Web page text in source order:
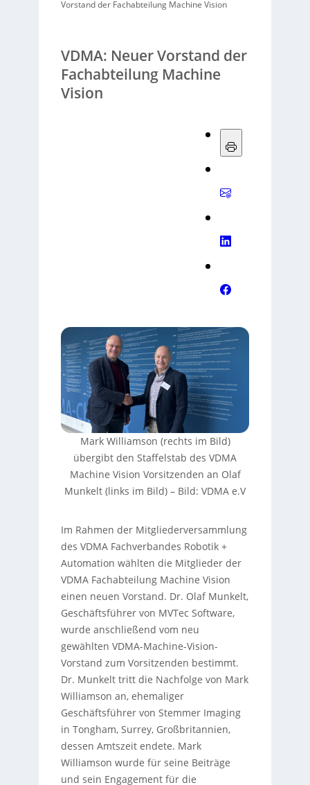
Vorstand der Fachabteilung Machine Vision
VDMA: Neuer Vorstand der
Fachabteilung Machine
Vision
Mark Williamson (rechts im Bild)
übergibt den Staffelstab des VDMA
Machine Vision Vorsitzenden an Olaf
Munkelt (links im Bild) – Bild: VDMA e.V
Im Rahmen der Mitgliederversammlung
des VDMA Fachverbandes Robotik +
Automation wählten die Mitglieder der
VDMA Fachabteilung Machine Vision
einen neuen Vorstand. Dr. Olaf Munkelt,
Geschäftsführer von MVTec Software,
wurde anschließend vom neu
gewählten VDMA-Machine-Vision-
Vorstand zum Vorsitzenden bestimmt.
Dr. Munkelt tritt die Nachfolge von Mark
Williamson an, ehemaliger
Geschäftsführer von Stemmer Imaging
in Tongham, Surrey, Großbritannien,
dessen Amtszeit endete. Mark
Williamson wurde für seine Beiträge
und sein Engagement für die